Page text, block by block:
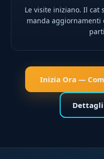
Le visite iniziano. Il cat
manda aggiornamenti
Inizia Ora —